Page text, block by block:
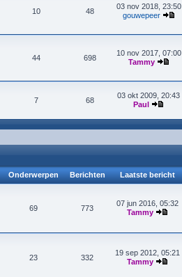
10 48
03 nov 2018, 23:50
gouwepeer
44 698
10 nov 2017, 07:00
Tammy
7 68
03 okt 2009, 20:43
Paul
Onderwerpen Berichten Laatste bericht
69 773
07 jun 2016, 05:32
Tammy
23 332
19 sep 2012, 05:21
Tammy